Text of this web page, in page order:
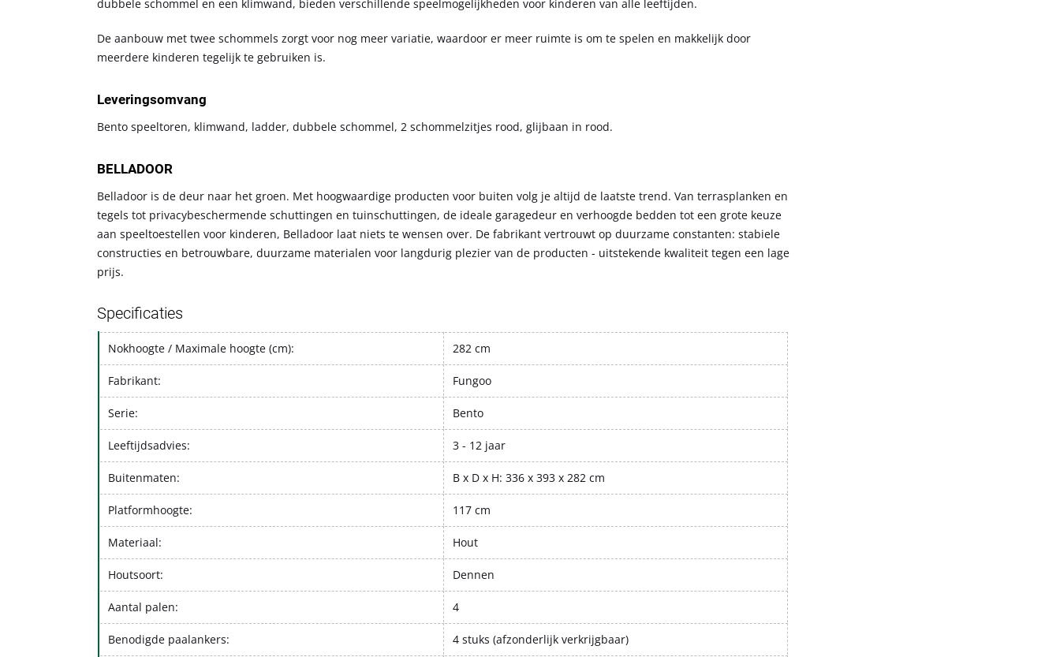
dubbele schommel en een klimwand, bieden verschillende speelmogelijkheden voor kinderen van alle leeftijden.
De aanbouw met twee schommels zorgt voor nog meer variatie, waardoor er meer ruimte is om te spelen en makkelijk door
meerdere kinderen tegelijk te gebruiken is.
Leveringsomvang
Bento speeltoren, klimwand, ladder, dubbele schommel, 2 schommelzitjes rood, glijbaan in rood.
BELLADOOR
Belladoor is de deur naar het groen. Met hoogwaardige producten voor buiten volg je altijd de laatste trend. Van terrasplanken en
tegels tot privacybeschermende schuttingen en tuinschuttingen, de ideale garagedeur en verhoogde bedden tot een grote keuze
aan speeltoestellen voor kinderen, Belladoor laat niets te wensen over. De fabrikant vertrouwt op duurzame constanten: stabiele
constructies en betrouwbare, duurzame materialen voor langdurig plezier van de producten - uitstekende kwaliteit tegen een lage
prijs.
Specificaties
Nokhoogte / Maximale hoogte (cm): 282 cm
Fabrikant: Fungoo
Serie: Bento
Leeftijdsadvies: 3 - 12 jaar
Buitenmaten: B x D x H: 336 x 393 x 282 cm
Platformhoogte: 117 cm
Materiaal: Hout
Houtsoort: Dennen
Aantal palen: 4
Benodigde paalankers: 4 stuks (afzonderlijk verkrijgbaar)